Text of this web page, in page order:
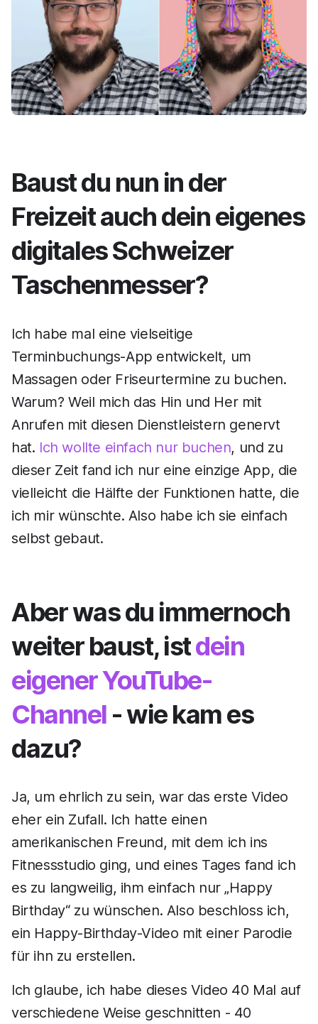
Baust du nun in der
Freizeit auch dein eigenes
digitales Schweizer
Taschenmesser?
Ich habe mal eine vielseitige
Terminbuchungs-App entwickelt, um
Massagen oder Friseurtermine zu buchen.
Warum? Weil mich das Hin und Her mit
Anrufen mit diesen Dienstleistern genervt
hat. Ich wollte einfach nur buchen, und zu
dieser Zeit fand ich nur eine einzige App, die
vielleicht die Hälfte der Funktionen hatte, die
ich mir wünschte. Also habe ich sie einfach
selbst gebaut.
Aber was du immernoch
weiter baust, istdein
eigener YouTube-
Channel - wie kam es
dazu?
Ja, um ehrlich zu sein, war das erste Video
eher ein Zufall. Ich hatte einen
amerikanischen Freund, mit dem ich ins
Fitnessstudio ging, und eines Tages fand ich
es zu langweilig, ihm einfach nur „Happy
Birthday“ zu wünschen. Also beschloss ich,
ein Happy-Birthday-Video mit einer Parodie
für ihn zu erstellen.
Ich glaube, ich habe dieses Video 40 Mal auf
verschiedene Weise geschnitten - 40